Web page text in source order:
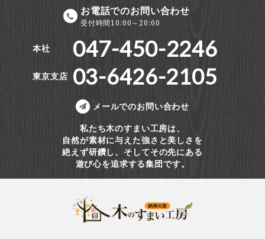
お電話でのお問い合わせ
受付時間10:00～20:00
本社 047-450-2246
東京支店 03-6426-2105
メールでのお問い合わせ
私たち木のすまい工房は、
自然が素材に与えた強さと美しさを
絶えず研鑽し、そしてその先にある
遊び心を追求する集団です。